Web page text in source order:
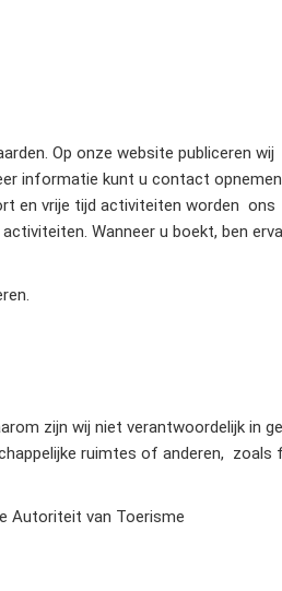
Op onze website publiceren wij
informatie kunt u contact
en vrije tijd activiteiten worden
Wanneer u boekt, ben
zijn wij niet verantwoordelijk in
ruimtes of anderen, zoals
Autoriteit van Toerisme